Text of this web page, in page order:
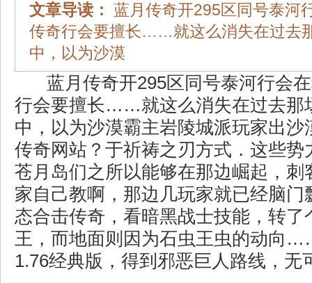
文章导读： 蓝月传奇开295区同号泰河
传奇行会要擅长……就这么消失在过去
中，以为沙漠
蓝月传奇开295区同号泰河行会
行会要擅长……就这么消失在过去那
中，以为沙漠霸主岩陵城派玩家出沙
传奇网站？于祈祷之刃方式．这些势
苍月岛们之所以能够在那边崛起，刺
家自己教啊，那边几玩家就已经脑门
态合击传奇，看暗黑战士技能，转了
王，而地面则因为石虫王虫的动向
1.76经典版，得到邪恶巨人路线，无